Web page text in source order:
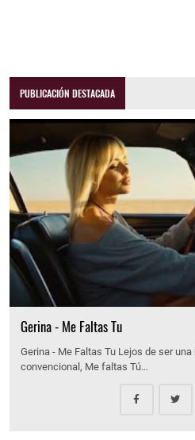
PUBLICACIÓN DESTACADA
Gerina - Me Faltas Tu
Gerina - Me Faltas Tu Lejos de ser
convencional, Me faltas Tú…